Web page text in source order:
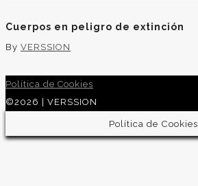
Cuerpos en peligro de extinción
By VERSSION
Política de Cookies
©2026 | VERSSION
Política de Cookies